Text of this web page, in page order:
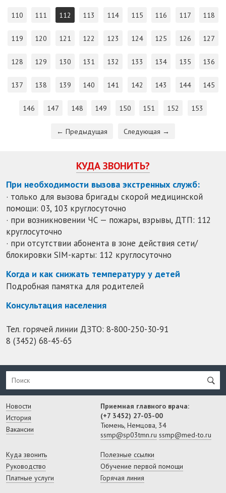
110 111 112 113 114 115 116 117 118
119 120 121 122 123 124 125 126 127
128 129 130 131 132 133 134 135 136
137 138 139 140 141 142 143 144 145
146 147 148 149 150 151 152 153
← Предыдущая Следующая →
КУДА ЗВОНИТЬ?
При необходимости вызова экстренных служб:
· только для вызова бригады скорой медицинской
помощи: 03, 103 круглосуточно
· при возникновении ЧС — пожары, взрывы, ДТП: 112
круглосуточно
· при отсутствии абонента в зоне действия сети/
блокировки SIM-карты: 112 круглосуточно
Когда и как снижать температуру у детей
Подробная памятка для родителей
Консультация населения
Тел. горячей линии ДЗТО: 8-800-250-30-91
8 (3452) 68-45-65
Новости
История
Вакансии
Приемная главного врача:
(+7 3452) 27-03-00
Тюмень, Немцова, 34
ssmp@sp03tmn.ru ssmp@med-to.ru
Куда звонить
Руководство
Платные услуги
Полезные ссылки
Обучение первой помощи
Горячая линия